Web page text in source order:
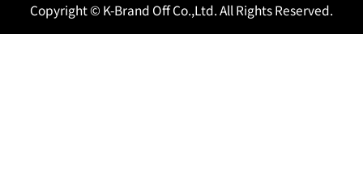
Copyright © K-Brand Off Co.,Ltd. All Rights Reserved.